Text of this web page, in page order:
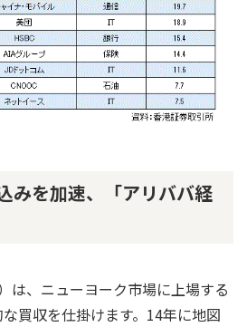
みを加速、「アリババ経
は、ニューヨーク市場に上場する
買収を仕掛けます。14年に地図